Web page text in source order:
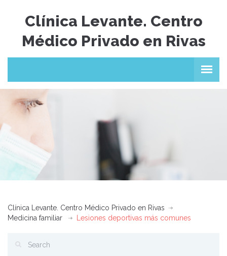
Clínica Levante. Centro
Médico Privado en Rivas
Clínica Levante. Centro Médico Privado en Rivas
Medicina familiar
Lesiones deportivas más comunes